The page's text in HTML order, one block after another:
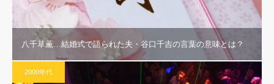
八千草薫…結婚式で語られた夫・谷口千吉の言葉の意味とは？
2000年代